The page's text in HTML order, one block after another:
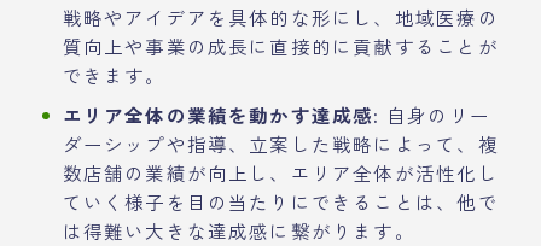
戦略やアイデアを具体的な形にし、地域医療の
質向上や事業の成長に直接的に貢献することが
できます。
エリア全体の業績を動かす達成感: 自身のリー
ダーシップや指導、立案した戦略によって、複
数店舗の業績が向上し、エリア全体が活性化し
ていく様子を目の当たりにできることは、他で
は得難い大きな達成感に繋がります。